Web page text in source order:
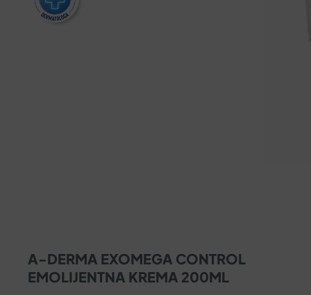
A-DERMA EXOMEGA CONTROL
EMOLIJENTNA KREMA 200ML